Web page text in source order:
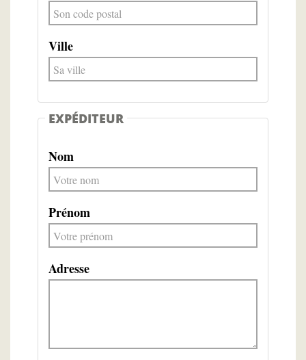
Ville
EXPÉDITEUR
Nom
Prénom
Adresse